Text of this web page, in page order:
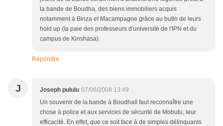
Répondre
J Joseph pululu 07/06/2008 13:49
Un souvenir de la bande à BoudhaIl faut reconnaître une
chose à police et aux services de sécurité de Mobutu, leur
efficacité. En effet, que ce soit face à de simples délinquants